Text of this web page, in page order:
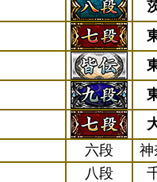
六段 神
八段